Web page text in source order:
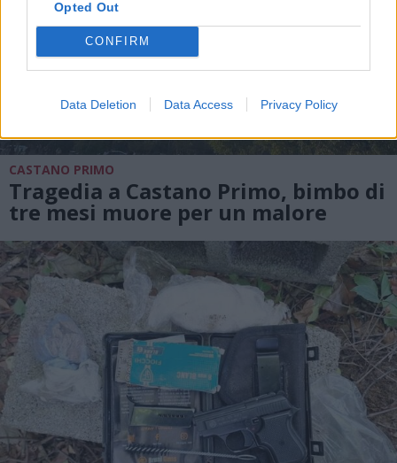
Opted Out
CONFIRM
Data Deletion Data Access Privacy Policy
CASTANO PRIMO
Tragedia a Castano Primo, bimbo di
tre mesi muore per un malore